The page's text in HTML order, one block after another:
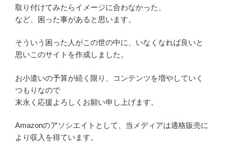
取り付けてみたらイメージに合わなかった、
など、困った事があると思います。
そういう困った人がこの世の中に、いなくなれば良いと
思いこのサイトを作成しました。
お小遣いの予算が続く限り、コンテンツを増やしていく
つもりなので
末永く応援よろしくお願い申し上げます。
Amazonのアソシエイトとして、当メディアは適格販売に
より収入を得ています。